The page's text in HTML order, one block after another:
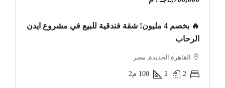
🔥 بخصم 4 مليون! شقة فندقية للبيع في مشروع ايدن
الرحاب
القاهرة الجديدة, مصر
2
2
100 م2